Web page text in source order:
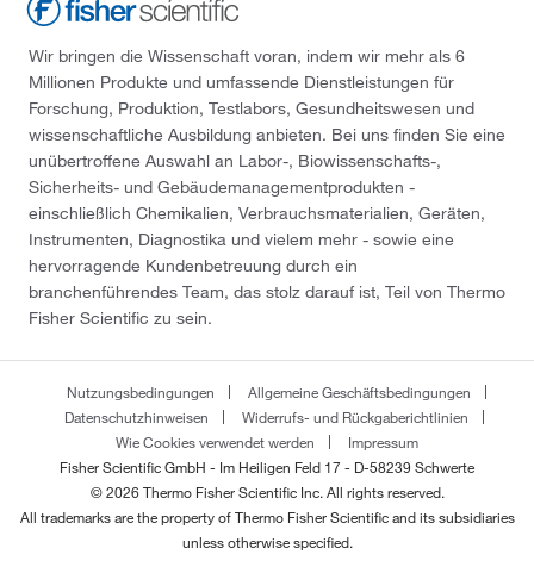
Wir bringen die Wissenschaft voran, indem wir mehr als 6
Millionen Produkte und umfassende Dienstleistungen für
Forschung, Produktion, Testlabors, Gesundheitswesen und
wissenschaftliche Ausbildung anbieten. Bei uns finden Sie eine
unübertroffene Auswahl an Labor-, Biowissenschafts-,
Sicherheits- und Gebäudemanagementprodukten -
einschließlich Chemikalien, Verbrauchsmaterialien, Geräten,
Instrumenten, Diagnostika und vielem mehr - sowie eine
hervorragende Kundenbetreuung durch ein
branchenführendes Team, das stolz darauf ist, Teil von Thermo
Fisher Scientific zu sein.
Nutzungsbedingungen
Allgemeine Geschäftsbedingungen
Datenschutzhinweisen
Widerrufs- und Rückgaberichtlinien
Wie Cookies verwendet werden
Impressum
Fisher Scientific GmbH - Im Heiligen Feld 17 - D-58239 Schwerte
© 2026 Thermo Fisher Scientific Inc. All rights reserved.
All trademarks are the property of Thermo Fisher Scientific and its subsidiaries
unless otherwise specified.